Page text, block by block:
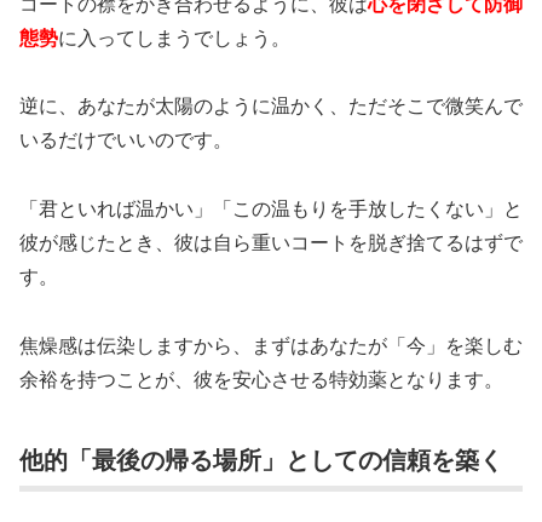
態勢に入ってしまうでしょう。
逆に、あなたが太陽のように温かく、ただそこで微笑んで
いるだけでいいのです。
「君といれば温かい」「この温もりを手放したくない」と
彼が感じたとき、彼は自ら重いコートを脱ぎ捨てるはずで
す。
焦燥感は伝染しますから、まずはあなたが「今」を楽しむ
余裕を持つことが、彼を安心させる特効薬となります。
他的「最後の帰る場所」としての信頼を築く